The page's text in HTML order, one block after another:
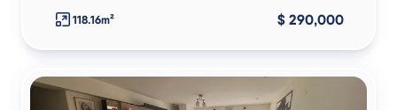
118.16m² $ 290,000